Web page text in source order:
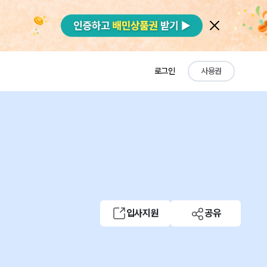
로그인 사용권
입사지원 공유